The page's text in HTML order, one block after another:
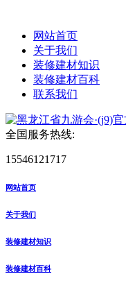
网站首页
关于我们
装修建材知识
装修建材百科
联系我们
全国服务热线:
15546121717
网站首页
关于我们
装修建材知识
装修建材百科